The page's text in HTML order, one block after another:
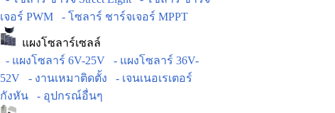
เจอร์ PWM
- โซลาร์ ชาร์จเจอร์ MPPT
แผงโซลาร์เซลล์
- แผงโซลาร์ 6V-25V
- แผงโซลาร์ 36V-
52V
- งานเหมาติดตั้ง
- เจนเนอเรเตอร์
กังหัน
- อุปกรณ์อื่นๆ